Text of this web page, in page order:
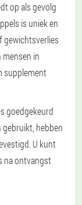
op als gevolg
is uniek en
gewichtsverlies
mensen in
supplement
goedgekeurd
gebruikt, hebben
U kunt
na ontvangst